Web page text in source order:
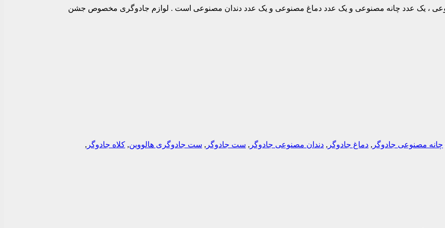
عدد کلاه جادوگری مشکی ، 10عدد ناخن مصنوعی ، یک عدد چانه مصنوعی و یک عدد دماغ مصنوعی و یک عدد دندان مصنوعی است . لوازم جادوگری مخصوص جشن
چانه مصنوعی جادوگر , دماغ جادوگر , دندان مصنوعی جادوگر , ست جادوگر , ست جادوگری هالووین, کلاه جادوگر ,